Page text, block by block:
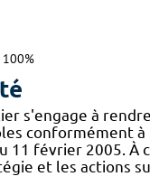
100%
s'engage à
conformément
11 février 2005. À
et les actions